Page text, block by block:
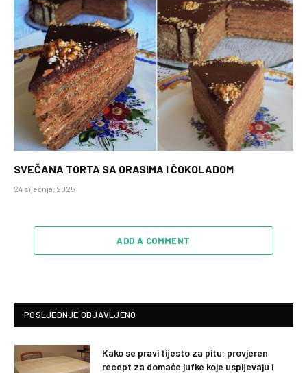
SVEČANA TORTA SA ORASIMA I ČOKOLADOM
24 siječnja, 2025
ADD A COMMENT
POSLJEDNJE OBJAVLJENO
Kako se pravi tijesto za pitu: provjeren
recept za domaće jufke koje uspijevaju i